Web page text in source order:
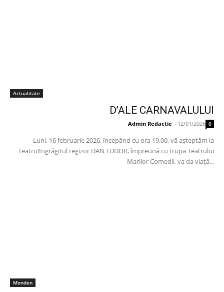
Actualitate
D’ALE CARNAVALULUI
Admin Redactie - 12/01/2026 0
Luni, 16 februarie 2026, începând cu ora 19.00, vă așteptăm la
teatru!Ingrăgitul regizor DAN TUDOR, împreună cu trupa Teatrului
Marilor Comedii, va da viață...
Monden